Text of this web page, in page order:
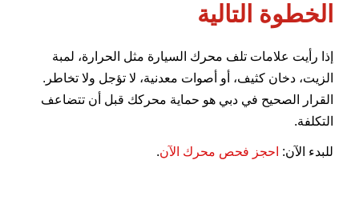
الخطوة التالية
إذا رأيت علامات تلف محرك السيارة مثل الحرارة، لمبة
الزيت، دخان كثيف، أو أصوات معدنية، لا تؤجل ولا تخاطر.
القرار الصحيح في دبي هو حماية محركك قبل أن تتضاعف
التكلفة.
للبدء الآن: احجز فحص محرك الآن.